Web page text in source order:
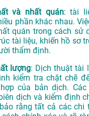
và nhất quán: tài
phần khác nhau.
quán trong cách sử
tài liệu, khiến hồ sơ
thẩm định.
lượng: Dịch thuật tài
kiểm tra chặt chẽ
của bản dịch.
dịch và kiểm định
rằng tất cả các chi